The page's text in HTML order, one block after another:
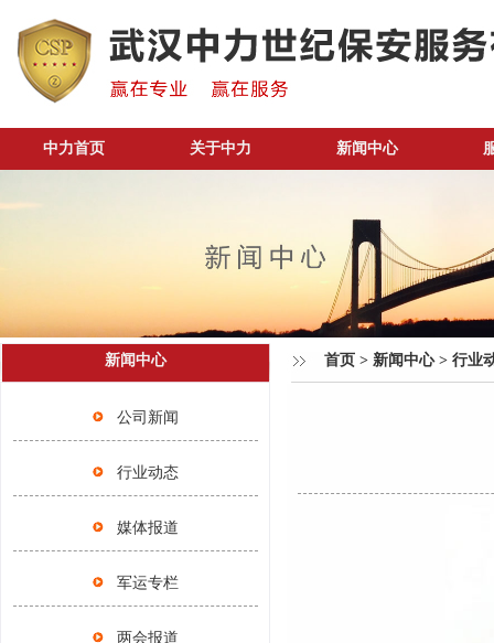
中力首页 关于中力 新闻中心
新闻中心
公司新闻
行业动态
媒体报道
军运专栏
两会报道
首页 > 新闻中心> 行业